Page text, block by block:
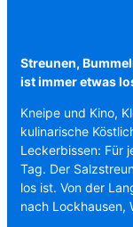
Streunen,
ist immer etwas
Kneipe und Kino,
kulinarische
Leckerbissen: Für
Tag. Der
los ist. Von der
nach Lockhausen,